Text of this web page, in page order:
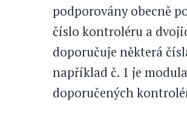
podporovány obecně
číslo kontroléru a
doporučuje některá
například č. 1 je
doporučených